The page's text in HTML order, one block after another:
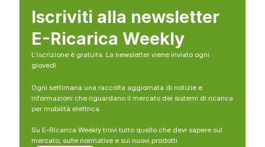
Iscriviti alla newsletter
E-Ricarica Weekly
L’iscrizione è gratuita. La newsletter viene inviato ogni
giovedì
Ogni settimana una raccolta aggiornata di notizie e
informazioni che riguardano il mercato dei sistemi di ricarica
per mobilità elettrica.
Su E-Ricarica Weekly trovi tutto quello che devi sapere sul
mercato, sulle normative e sui nuovi prodotti.